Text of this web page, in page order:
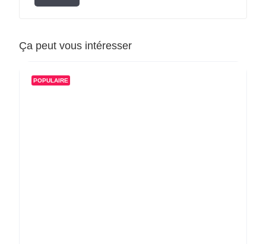
Ça peut vous intéresser
POPULAIRE